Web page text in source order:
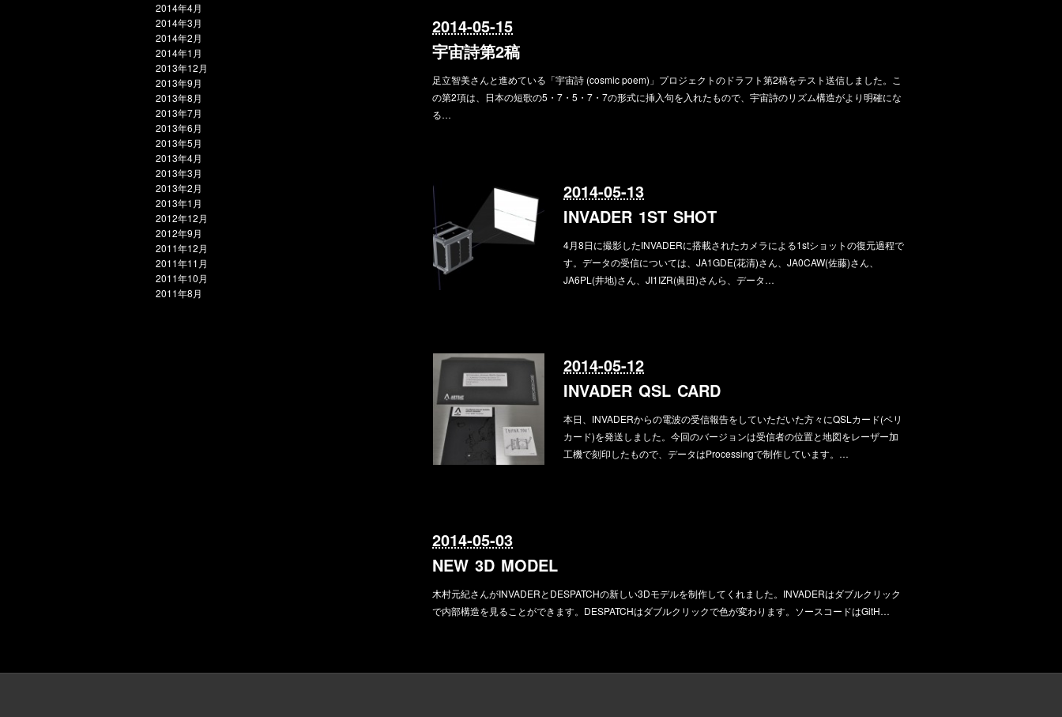
2014年4月
2014年3月
2014年2月
2014年1月
2013年12月
2013年9月
2013年8月
2013年7月
2013年6月
2013年5月
2013年4月
2013年3月
2013年2月
2013年1月
2012年12月
2012年9月
2011年12月
2011年11月
2011年10月
2011年8月
2014-05-15
宇宙詩第2稿
足立智美さんと進めている「宇宙詩 (cosmic poem)」プロジェクトのドラフト第2稿をテスト送信しました。こ
の第2項は、日本の短歌の5・7・5・7・7の形式に挿入句を入れたもので、宇宙詩のリズム構造がより明確にな
る…
2014-05-13
INVADER 1ST SHOT
4月8日に撮影したINVADERに搭載されたカメラによる1stショットの復元過程で
す。データの受信については、JA1GDE(花清)さん、JA0CAW(佐藤)さん、
JA6PL(井地)さん、JI1IZR(眞田)さんら、データ…
2014-05-12
INVADER QSL CARD
本日、INVADERからの電波の受信報告をしていただいた方々にQSLカード(ベリ
カード)を発送しました。今回のバージョンは受信者の位置と地図をレーザー加
工機で刻印したもので、データはProcessingで制作しています。…
2014-05-03
NEW 3D MODEL
木村元紀さんがINVADERとDESPATCHの新しい3Dモデルを制作してくれました。INVADERはダブルクリック
で内部構造を見ることができます。DESPATCHはダブルクリックで色が変わります。ソースコードはGitH…